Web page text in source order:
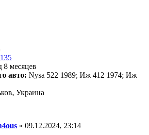
135
8 месяцев
авто: Nysa 522 1989; Иж 412 1974; Иж
Украина
» 09.12.2024, 23:14